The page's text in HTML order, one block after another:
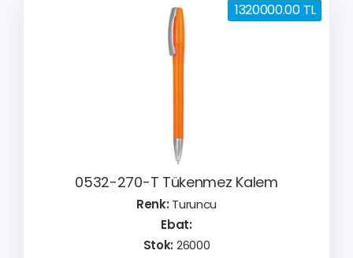
0532-270-T Tükenmez Kalem
Renk: Turuncu
Ebat:
Stok: 26000
1320000.00 TL